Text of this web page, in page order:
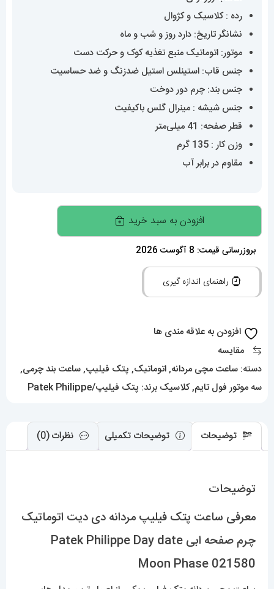
رده : کلاسیک و کژوال
نشانگر تاریخ: دارد روز و شب و ماه
موتور: اتوماتیک منبع تغذیه کوک و حرکت دست
جنس قاب: استینلس استیل ضدزنگ و ضد حساسیت
جنس بند: چرم دور دوخت
جنس شیشه : مینرال گلس باکیفیت
قطر صفحه: 41 میلی‌متر
وزن کار : 135 گرم
مقاوم در برابر آب
ساعت
پتک
فیلیپ
مردانه
اتوماتیک
چرم
Patek
Day
date
Phase
افزودن به سبد خرید
بروزرسانی قیمت: 8 آگوست 2026
راهنمای اندازه گیری
افزودن به علاقه مندی ها
مقایسه
دسته: ساعت مچی مردانه,اتوماتیک, پتک فیلیپ,ساعت بند چرمی,
سه موتور فول تایم,کلاسیک برند: پتک فیلیپ/Patek Philippe
توضیحات توضیحات تکمیلی نظرات (0)
توضیحات
معرفی ساعت پتک فیلیپ مردانه دی دیت اتوماتیک
چرم صفحه ابی Patek Philippe Day date
Moon Phase 021580